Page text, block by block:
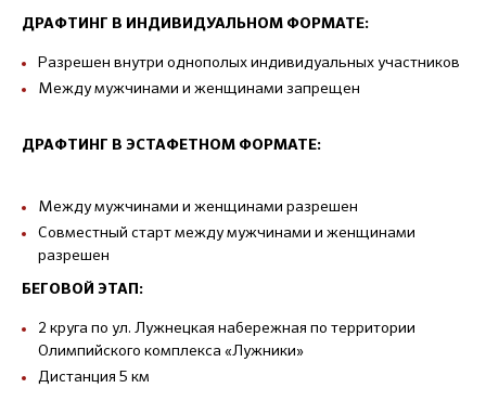
ДРАФТИНГ В ИНДИВИДУАЛЬНОМ ФОРМАТЕ:
Разрешен внутри однополых индивидуальных участников
Между мужчинами и женщинами запрещен
ДРАФТИНГ В ЭСТАФЕТНОМ ФОРМАТЕ:
Между мужчинами и женщинами разрешен
Совместный старт между мужчинами и женщинами
разрешен
БЕГОВОЙ ЭТАП:
2 круга по ул. Лужнецкая набережная по территории
Олимпийского комплекса «Лужники»
Дистанция 5 км